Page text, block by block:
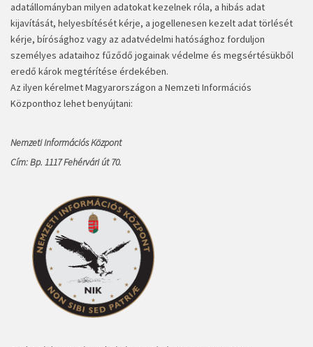
adatállományban milyen adatokat kezelnek róla, a hibás adat
kijavítását, helyesbítését kérje, a jogellenesen kezelt adat törlését
kérje, bírósághoz vagy az adatvédelmi hatósághoz forduljon
személyes adataihoz fűződő jogainak védelme és megsértésükből
eredő károk megtérítése érdekében.
Az ilyen kérelmet Magyarországon a Nemzeti Információs
Központhoz lehet benyújtani:
Nemzeti Információs Központ
Cím: Bp. 1117 Fehérvári út 70.